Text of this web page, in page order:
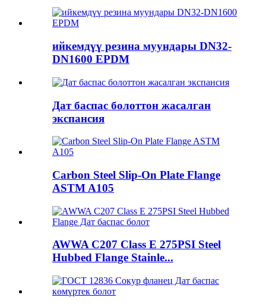
ийкемдүү резина муундары DN32-
DN1600 EPDM
Дат баспас болоттон жасалган
экспансия
Carbon Steel Slip-On Plate Flange
ASTM A105
AWWA C207 Class E 275PSI Steel
Hubbed Flange Stainle...